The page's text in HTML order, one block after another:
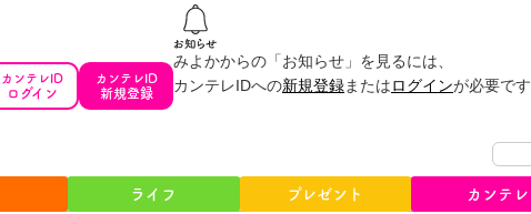
カンテレID
ログイン
カンテレID
新規登録
みよかからの「お知らせ」を見るには、
カンテレIDへの新規登録またはログインが必要です
ライフ プレゼント カンテレ